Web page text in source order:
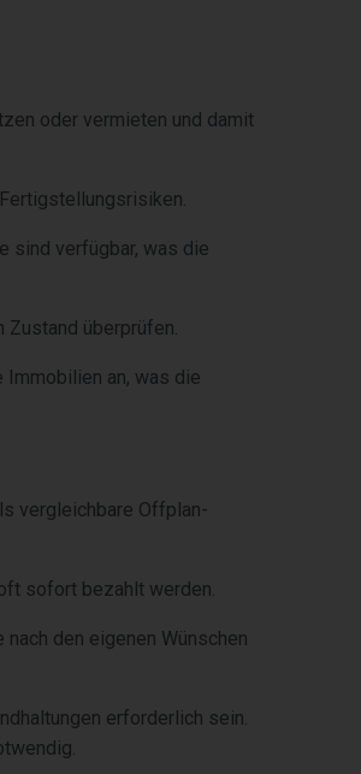
oder vermieten und damit
sind verfügbar, was die
Zustand überprüfen.
an, was die
vergleichbare Offplan-
sofort bezahlt werden.
den eigenen Wünschen
erforderlich sein.